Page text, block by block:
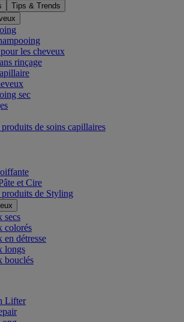
Tips & Trends
les cheveux
rinçage
sec
produits de soins capillaires
et Cire
produits de Styling
secs
colorés
en détresse
longs
bouclés
Lifter